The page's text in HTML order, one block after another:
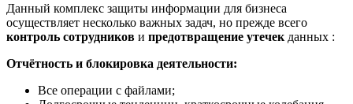
Данный комплекс защиты информации для бизнеса
осуществляет несколько важных задач, но прежде всего
контроль сотрудников и предотвращение утечек данных :
Отчётность и блокировка деятельности:
Все операции с файлами;